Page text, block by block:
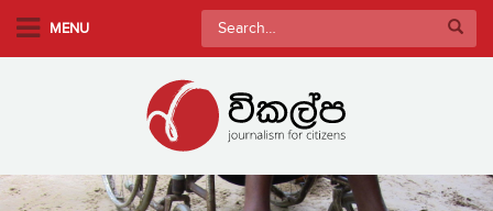
m
MENU
Search
for: